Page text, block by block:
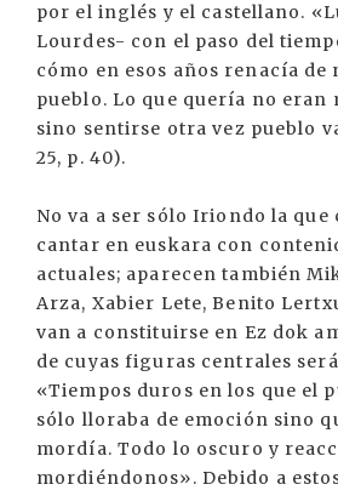
por el inglés y el castellano.
Lourdes- con el paso del
cómo en esos años renacía de
pueblo. Lo que quería no eran
sino sentirse otra vez pueblo
25, p. 40).
No va a ser sólo Iriondo la que
cantar en euskara con
actuales; aparecen también
Arza, Xabier Lete, Benito
van a constituirse en Ez dok
de cuyas figuras centrales
«Tiempos duros en los que el
sólo lloraba de emoción sino
mordía. Todo lo oscuro y
mordiéndonos». Debido a